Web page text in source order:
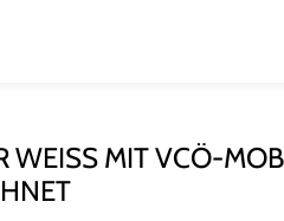
WEISS MIT VCÖ-